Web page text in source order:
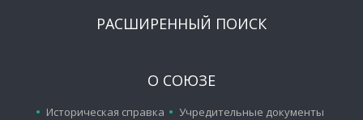
РАСШИРЕННЫЙ ПОИСК
О СОЮЗЕ
Историческая справка
Учредительные документы